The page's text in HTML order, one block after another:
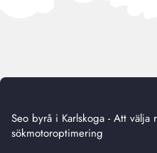
Seo byrå i Karlskoga - Att välja
sökmotoroptimering